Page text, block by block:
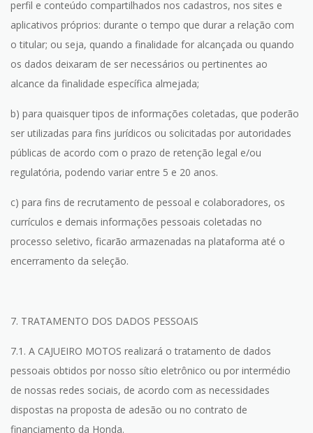
perfil e conteúdo compartilhados nos cadastros, nos sites e
aplicativos próprios: durante o tempo que durar a relação com
o titular; ou seja, quando a finalidade for alcançada ou quando
os dados deixaram de ser necessários ou pertinentes ao
alcance da finalidade específica almejada;
b) para quaisquer tipos de informações coletadas, que poderão
ser utilizadas para fins jurídicos ou solicitadas por autoridades
públicas de acordo com o prazo de retenção legal e/ou
regulatória, podendo variar entre 5 e 20 anos.
c) para fins de recrutamento de pessoal e colaboradores, os
currículos e demais informações pessoais coletadas no
processo seletivo, ficarão armazenadas na plataforma até o
encerramento da seleção.
7. TRATAMENTO DOS DADOS PESSOAIS
7.1. A CAJUEIRO MOTOS realizará o tratamento de dados
pessoais obtidos por nosso sítio eletrônico ou por intermédio
de nossas redes sociais, de acordo com as necessidades
dispostas na proposta de adesão ou no contrato de
financiamento da Honda.